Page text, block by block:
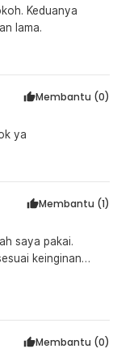
Keduanya
lama.
Membantu (0)
ya
Membantu (1)
saya pakai.
keinginan
ujung besi yang
dimasukin
Membantu (0)